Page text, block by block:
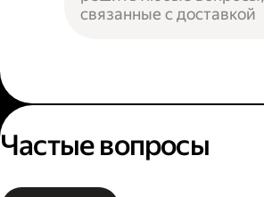
связанные с доставкой
Частые вопросы